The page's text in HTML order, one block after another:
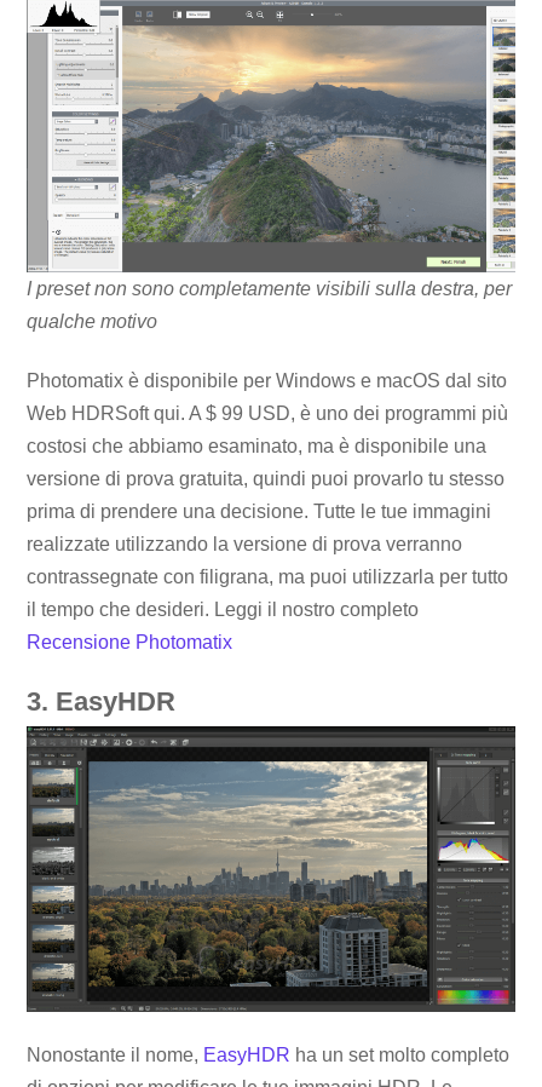
I preset non sono completamente visibili sulla destra, per
qualche motivo
Photomatix è disponibile per Windows e macOS dal sito
Web HDRSoft qui. A $ 99 USD, è uno dei programmi più
costosi che abbiamo esaminato, ma è disponibile una
versione di prova gratuita, quindi puoi provarlo tu stesso
prima di prendere una decisione. Tutte le tue immagini
realizzate utilizzando la versione di prova verranno
contrassegnate con filigrana, ma puoi utilizzarla per tutto
il tempo che desideri. Leggi il nostro completo
Recensione Photomatix
3. EasyHDR
Nonostante il nome, EasyHDR ha un set molto completo